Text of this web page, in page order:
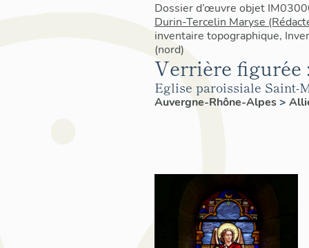
Dossier d’œuvre objet
Durin-Tercelin Maryse
inventaire topographique,
(nord)
Verrière figurée
Eglise paroissiale Saint-
Auvergne-Rhône-Alpes>